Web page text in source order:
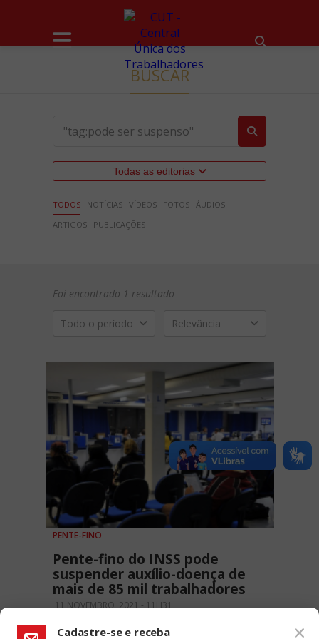
BUSCAR
Todas as editorias
TODOS NOTÍCIAS VÍDEOS FOTOS ÁUDIOS
ARTIGOS
PUBLICAÇÕES
Foi encontrado 1 resultado
Todo o período Relevância
PENTE-FINO
Pente-fino do INSS pode
suspender auxílio-doença de
mais de 85 mil trabalhadores
11 NOVEMBRO, 2021 - 11H31
Cadastre-se e receba